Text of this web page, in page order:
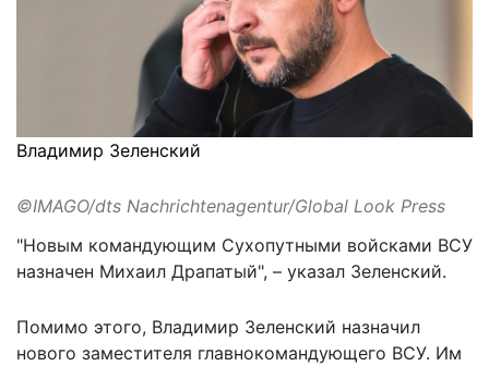
Владимир Зеленский
©IMAGO/dts Nachrichtenagentur/Global Look Press
"Новым командующим Сухопутными войсками ВСУ
назначен Михаил Драпатый", – указал Зеленский.
Помимо этого, Владимир Зеленский назначил
нового заместителя главнокомандующего ВСУ. Им